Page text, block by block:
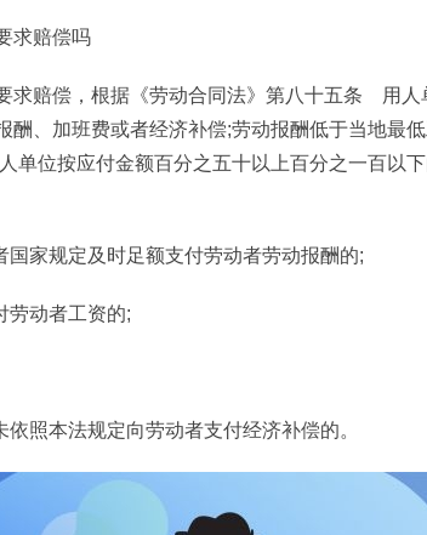
求赔偿吗
求赔偿，根据《劳动合同法》第八十五条 用人
酬、加班费或者经济补偿;劳动报酬低于当地最
单位按应付金额百分之五十以上百分之一百以
国家规定及时足额支付劳动者劳动报酬的;
劳动者工资的;
照本法规定向劳动者支付经济补偿的。